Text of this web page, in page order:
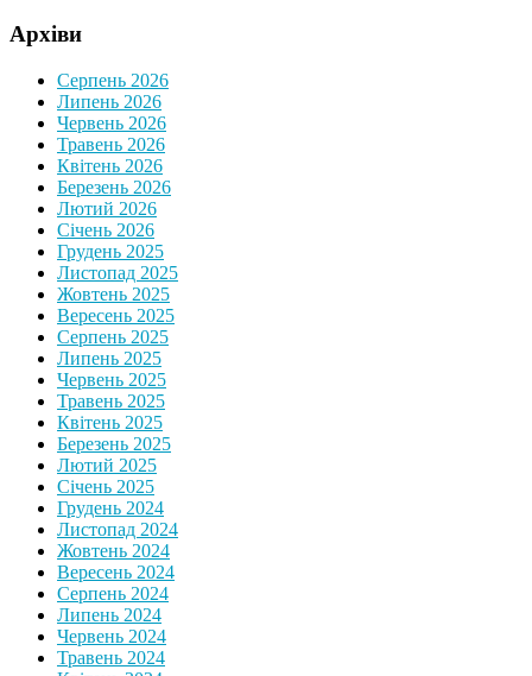
Архіви
Серпень 2026
Липень 2026
Червень 2026
Травень 2026
Квітень 2026
Березень 2026
Лютий 2026
Січень 2026
Грудень 2025
Листопад 2025
Жовтень 2025
Вересень 2025
Серпень 2025
Липень 2025
Червень 2025
Травень 2025
Квітень 2025
Березень 2025
Лютий 2025
Січень 2025
Грудень 2024
Листопад 2024
Жовтень 2024
Вересень 2024
Серпень 2024
Липень 2024
Червень 2024
Травень 2024